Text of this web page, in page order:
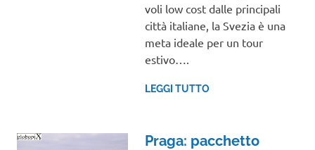
voli low cost dalle principali
città italiane, la Svezia è una
meta ideale per un tour
estivo….
LEGGI TUTTO
Praga: pacchetto